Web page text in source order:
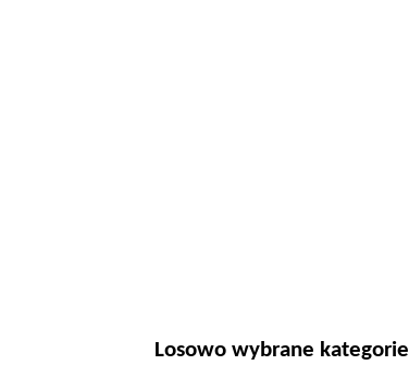
Losowo wybrane kategorie